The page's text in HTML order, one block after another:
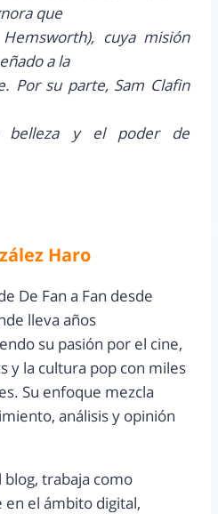
que
cuya misión
a la
Por su parte, Sam Clafin
belleza y el poder de
Haro
De Fan a Fan desde
lleva años
su pasión por el cine,
y la cultura pop con miles
Su enfoque mezcla
análisis y opinión
blog, trabaja como
en el ámbito digital,